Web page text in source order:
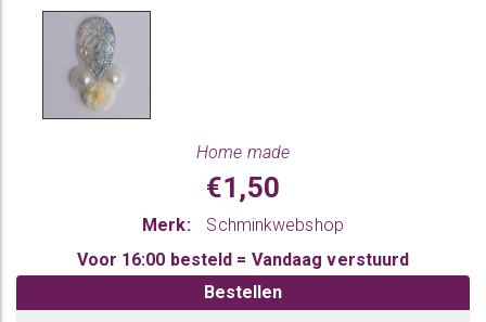
Home made
€1,50
Merk:
Schminkwebshop
Voor 16:00 besteld = Vandaag verstuurd
Bestellen